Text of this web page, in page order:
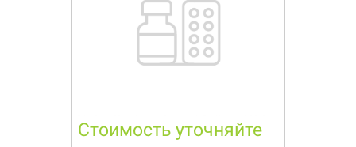
Стоимость уточняйте